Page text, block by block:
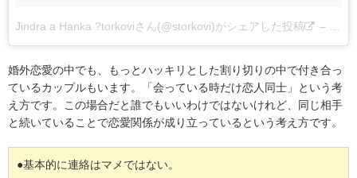
Jindra a Hanka ?torkoviさん(@storkovi)がシェアした投稿 –
婚外恋愛の中でも、もっとハッキリとした割り切りの中で付き合っ
ているカップルもいます。「会っている時だけ恋人同士」という考
え方です。この場合だと誰でもいいわけではないけれど、同じ相手
と続いていることで恋愛関係が成り立っているという考え方です。
●基本的に連絡はマメではない。